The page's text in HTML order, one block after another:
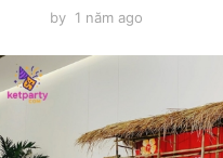
by 1 năm ago
ă
g
o